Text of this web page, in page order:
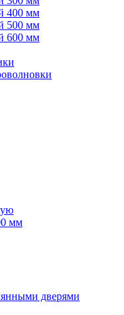
400 мм
500 мм
600 мм
мм
дверями